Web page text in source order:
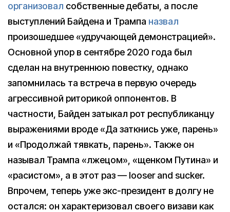
организовал собственные дебаты, а после
выступлений Байдена и Трампа назвал
произошедшее «удручающей демонстрацией».
Основной упор в сентябре 2020 года был
сделан на внутреннюю повестку, однако
запомнилась та встреча в первую очередь
агрессивной риторикой оппонентов. В
частности, Байден затыкал рот республиканцу
выражениями вроде «Да заткнись уже, парень»
и «Продолжай тявкать, парень». Также он
называл Трампа «лжецом», «щенком Путина» и
«расистом», а в этот раз — looser and sucker.
Впрочем, теперь уже экс-президент в долгу не
остался: он характеризовал своего визави как